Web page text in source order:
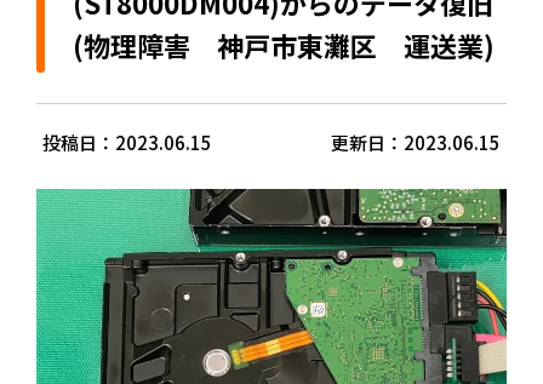
(物理障害 神戸市東灘区 運送業)
投稿日：2023.06.15 更新日：2023.06.15